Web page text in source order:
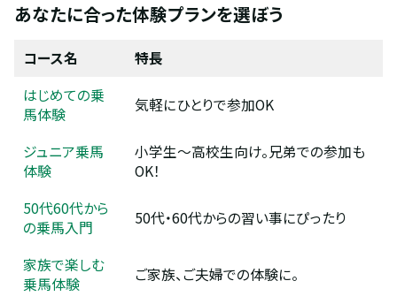
あなたに合った体験プランを選ぼう
コース名
特長
はじめての乗
馬体験
気軽にひとりで参加OK
ジュニア乗馬
体験
小学生～高校生向け。兄弟での参加も
OK！
50代60代から
の乗馬入門
50代・60代からの習い事にぴったり
家族で楽しむ
乗馬体験
ご家族、ご夫婦での体験に。